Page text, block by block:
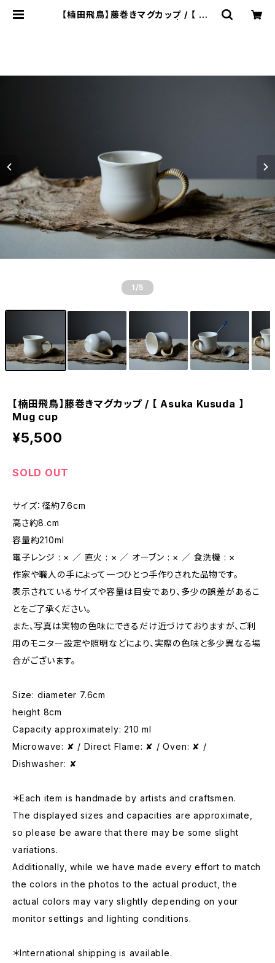
【楠田飛鳥】藤巻きマグカップ / 【 As
1 /5
【楠田飛鳥】藤巻きマグカップ / 【 Asuka Kusuda 】
Mug cup
¥5,500
SOLD OUT
サイズ：径約7.6cm
高さ約8.cm
容量約210ml
電子レンジ : × ／ 直火 : × ／ オーブン : × ／ 食洗機 : ×
作家や職人の手によって一つひとつ手作りされた品物です。
表示されているサイズや容量は目安であり、多少の誤差があるこ
とをご了承ください。
また、写真は実物の色味にできるだけ近づけておりますが、ご利
用のモニター設定や照明などにより、実際の色味と多少異なる場
合がございます。
Size: diameter 7.6cm
height 8cm
Capacity approximately: 210 ml
Microwave: ✘ / Direct Flame: ✘ / Oven: ✘ /
Dishwasher: ✘
＊Each item is handmade by artists and craftsmen.
The displayed sizes and capacities are approximate,
so please be aware that there may be some slight
variations.
Additionally, while we have made every effort to match
the colors in the photos to the actual product, the
actual colors may vary slightly depending on your
monitor settings and lighting conditions.
＊International shipping is available.